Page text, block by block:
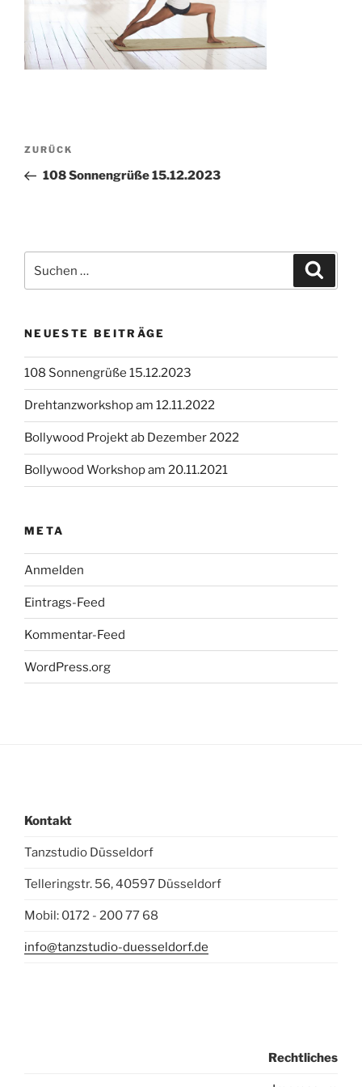
Beitragsnavigation
Vorheriger
Beitrag
ZURÜCK
108 Sonnengrüße 15.12.2023
nach:
NEUESTE BEITRÄGE
108 Sonnengrüße 15.12.2023
Drehtanzworkshop am 12.11.2022
Bollywood Projekt ab Dezember 2022
Bollywood Workshop am 20.11.2021
META
Anmelden
Eintrags-Feed
Kommentar-Feed
WordPress.org
Kontakt
Tanzstudio Düsseldorf
Telleringstr. 56, 40597 Düsseldorf
Mobil: 0172 - 200 77 68
info@tanzstudio-duesseldorf.de
Rechtliches